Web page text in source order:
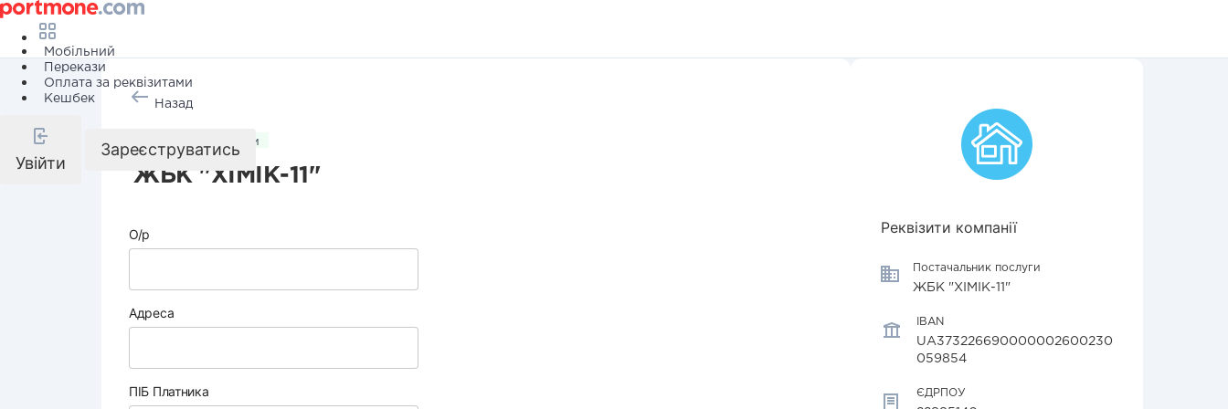
Мобільний
Перекази
Оплата за реквізитами
Кешбек
Увійти
Зареєструватись
Назад
Комунальні послуги
ЖБК "ХІМІК-11"
О/р
Адреса
ПІБ Платника
Реквізити компанії
Постачальник послуги
ЖБК "ХІМІК-11"
IBAN
UA373226690000002600230
059854
ЄДРПОУ